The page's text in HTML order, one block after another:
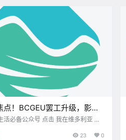
点！BCGEU罢工升级，影响
类供应！Sooke一青少年遭群
众号 点击 我在维多利亚 关
农历7月21日 星期五 处女座 < 今日
23 0